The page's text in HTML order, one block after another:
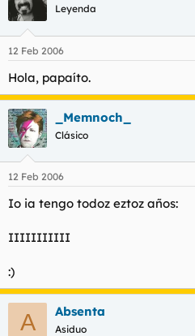
Leyenda
12 Feb 2006
Hola, papaíto.
_Memnoch_
Clásico
12 Feb 2006
Io ia tengo todoz eztoz años:
IIIIIIIIIII
:)
A Absenta
Asiduo